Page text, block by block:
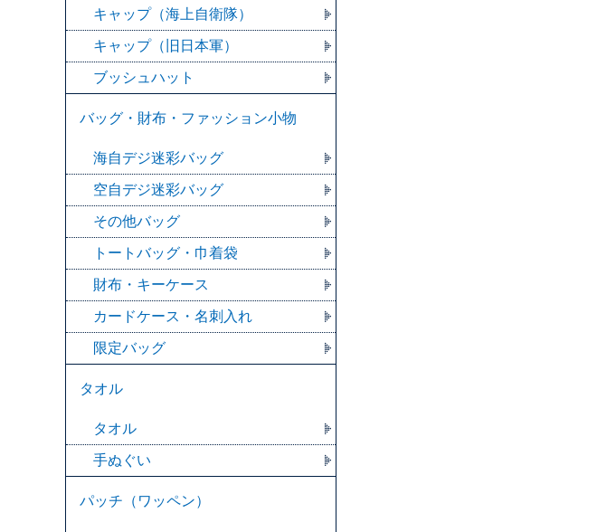
キャップ（海上自衛隊）
キャップ（旧日本軍）
ブッシュハット
バッグ・財布・ファッション小物
海自デジ迷彩バッグ
空自デジ迷彩バッグ
その他バッグ
トートバッグ・巾着袋
財布・キーケース
カードケース・名刺入れ
限定バッグ
タオル
タオル
手ぬぐい
パッチ（ワッペン）